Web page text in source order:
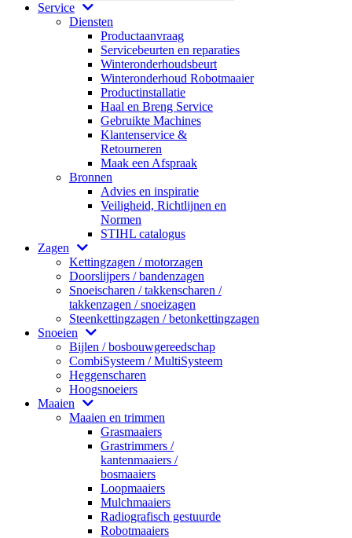
Service
Diensten
Productaanvraag
Servicebeurten en reparaties
Winteronderhoudsbeurt
Winteronderhoud Robotmaaier
Productinstallatie
Haal en Breng Service
Gebruikte Machines
Klantenservice &
Retourneren
Maak een Afspraak
Bronnen
Advies en inspiratie
Veiligheid, Richtlijnen en
Normen
STIHL catalogus
Zagen
Kettingzagen / motorzagen
Doorslijpers / bandenzagen
Snoeischaren / takkenscharen /
takkenzagen / snoeizagen
Steenkettingzagen / betonkettingzagen
Snoeien
Bijlen / bosbouwgereedschap
CombiSysteem / MultiSysteem
Heggenscharen
Hoogsnoeiers
Maaien
Maaien en trimmen
Grasmaaiers
Grastrimmers /
kantenmaaiers /
bosmaaiers
Loopmaaiers
Mulchmaaiers
Radiografisch gestuurde
Robotmaaiers